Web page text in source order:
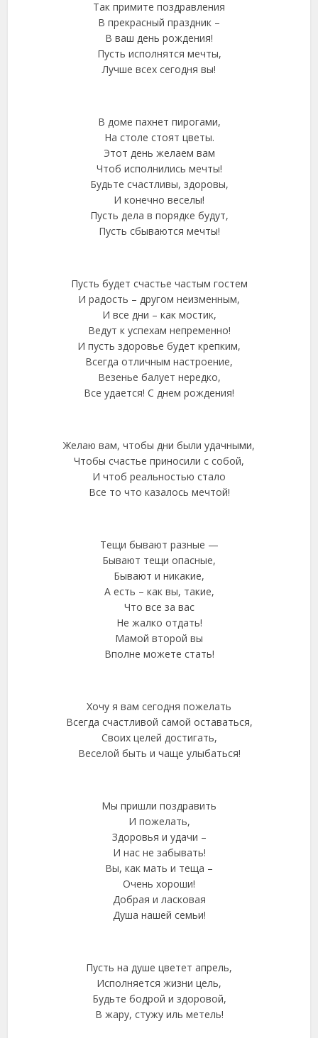
Так примите поздравления
В прекрасный праздник –
В ваш день рождения!
Пусть исполнятся мечты,
Лучше всех сегодня вы!
В доме пахнет пирогами,
На столе стоят цветы.
Этот день желаем вам
Чтоб исполнились мечты!
Будьте счастливы, здоровы,
И конечно веселы!
Пусть дела в порядке будут,
Пусть сбываются мечты!
Пусть будет счастье частым гостем
И радость – другом неизменным,
И все дни – как мостик,
Ведут к успехам непременно!
И пусть здоровье будет крепким,
Всегда отличным настроение,
Везенье балует нередко,
Все удается! С днем рождения!
Желаю вам, чтобы дни были удачными,
Чтобы счастье приносили с собой,
И чтоб реальностью стало
Все то что казалось мечтой!
Тещи бывают разные —
Бывают тещи опасные,
Бывают и никакие,
А есть – как вы, такие,
Что все за вас
Не жалко отдать!
Мамой второй вы
Вполне можете стать!
Хочу я вам сегодня пожелать
Всегда счастливой самой оставаться,
Своих целей достигать,
Веселой быть и чаще улыбаться!
Мы пришли поздравить
И пожелать,
Здоровья и удачи –
И нас не забывать!
Вы, как мать и теща –
Очень хороши!
Добрая и ласковая
Душа нашей семьи!
Пусть на душе цветет апрель,
Исполняется жизни цель,
Будьте бодрой и здоровой,
В жару, стужу иль метель!